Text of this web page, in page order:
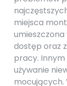
miejsca
umieszczona
dostęp oraz
pracy.
używanie
mocujących.